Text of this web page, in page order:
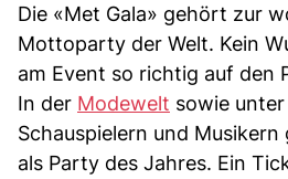
Die «Met Gala» gehört zur
Mottoparty der Welt. Kein
am Event so richtig auf den
In der Modewelt sowie
Schauspielern und Musikern
als Party des Jahres. Ein